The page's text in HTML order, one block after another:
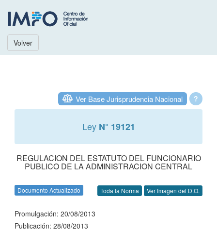
Volver
?
Ver Base Jurisprudencia Nacional
Ley N° 19121
REGULACION DEL ESTATUTO DEL FUNCIONARIO
PUBLICO DE LA ADMINISTRACION CENTRAL
Documento Actualizado Toda la Norma Ver Imagen del D.O.
Promulgación: 20/08/2013
Publicación: 28/08/2013